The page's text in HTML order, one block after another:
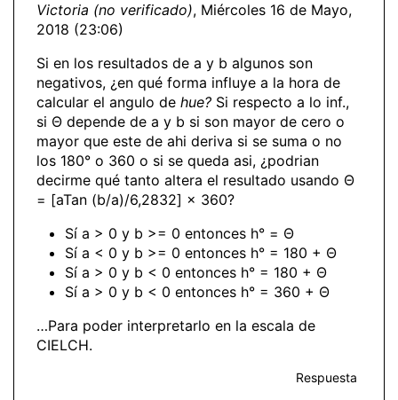
Victoria (no verificado), Miércoles 16 de Mayo,
2018 (23:06)
Si en los resultados de a y b algunos son
negativos, ¿en qué forma influye a la hora de
calcular el angulo de hue? Si respecto a lo inf.,
si Θ depende de a y b si son mayor de cero o
mayor que este de ahi deriva si se suma o no
los 180° o 360 o si se queda asi, ¿podrian
decirme qué tanto altera el resultado usando Θ
= [aTan (b/a)/6,2832] × 360?
Sí a > 0 y b >= 0 entonces h° = Θ
Sí a < 0 y b >= 0 entonces h° = 180 + Θ
Sí a > 0 y b < 0 entonces h° = 180 + Θ
Sí a > 0 y b < 0 entonces h° = 360 + Θ
…Para poder interpretarlo en la escala de
CIELCH.
Respuesta